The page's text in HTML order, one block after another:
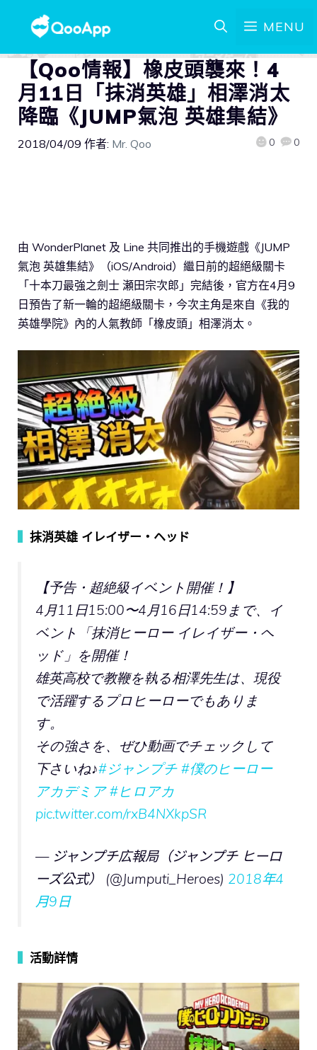
MENU
【Qoo情報】橡皮頭襲來！4
月11日「抹消英雄」相澤消太
降臨《JUMP氣泡 英雄集結》
2018/04/09 作者: Mr. Qoo 0 0
由 WonderPlanet 及 Line 共同推出的手機遊戲《JUMP
氣泡 英雄集結》（iOS/Android）繼日前的超絕級關卡
「十本刀最強之劍士 瀬田宗次郎」完結後，官方在4月9
日預告了新一輪的超絕級關卡，今次主角是來自《我的
英雄學院》內的人氣教師「橡皮頭」相澤消太。
抹消英雄 イレイザー・ヘッド
【予告・超絶級イベント開催！】
4月11日15:00〜4月16日14:59まで、イ
ベント「抹消ヒーロー イレイザー・ヘ
ッド」を開催！
雄英高校で教鞭を執る相澤先生は、現役
で活躍するプロヒーローでもありま
す。
その強さを、ぜひ動画でチェックして
下さいね♪#ジャンプチ #僕のヒーロー
アカデミア #ヒロアカ
pic.twitter.com/rxB4NXkpSR
— ジャンプチ広報局（ジャンプチ ヒーロ
ーズ公式） (@Jumputi_Heroes) 2018年4
月9日
活動詳情